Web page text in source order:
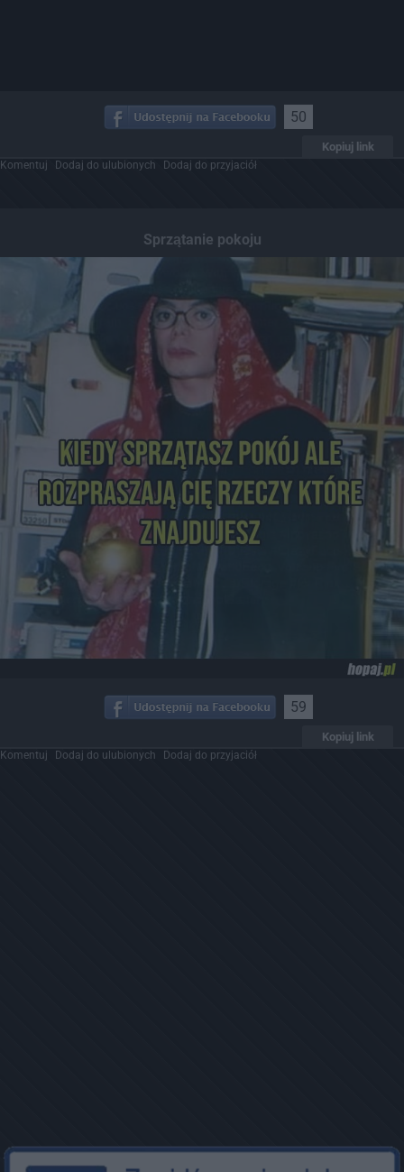
50
Kopiuj link
Komentuj Dodaj do ulubionych Dodaj do przyjaciół
Sprzątanie pokoju
59
Kopiuj link
Komentuj Dodaj do ulubionych Dodaj do przyjaciół